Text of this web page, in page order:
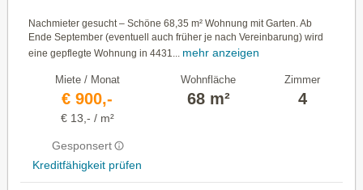
Nachmieter gesucht – Schöne 68,35 m² Wohnung mit Garten. Ab
Ende September (eventuell auch früher je nach Vereinbarung) wird
eine gepflegte Wohnung in 4431... mehr anzeigen
Miete / Monat
€ 900,-
€ 13,- / m²
Gesponsert
Kreditfähigkeit prüfen
Wohnfläche
68 m²
Zimmer
4